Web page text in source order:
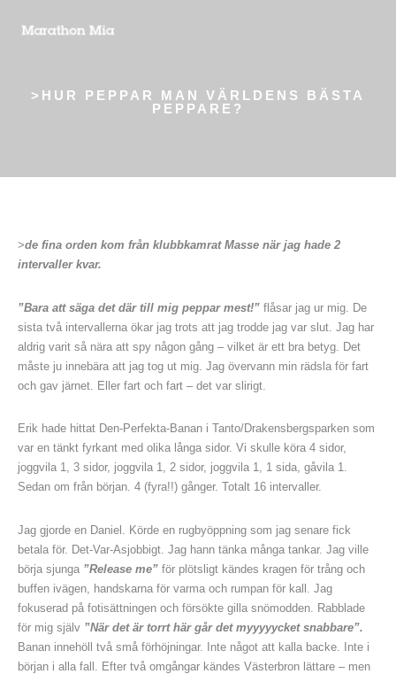
>HUR PEPPAR MAN VÄRLDENS BÄSTA
PEPPARE?
>de fina orden kom från klubbkamrat Masse när jag hade 2
intervaller kvar.
”Bara att säga det där till mig peppar mest!”flåsar jag ur mig. De
sista två intervallerna ökar jag trots att jag trodde jag var slut. Jag har
aldrig varit så nära att spy någon gång – vilket är ett bra betyg. Det
måste ju innebära att jag tog ut mig. Jag övervann min rädsla för fart
och gav järnet. Eller fart och fart – det var slirigt.
Erik hade hittat Den-Perfekta-Banan i Tanto/Drakensbergsparken som
var en tänkt fyrkant med olika långa sidor. Vi skulle köra 4 sidor,
joggvila 1, 3 sidor, joggvila 1, 2 sidor, joggvila 1, 1 sida, gåvila 1.
Sedan om från början. 4 (fyra!!) gånger. Totalt 16 intervaller.
Jag gjorde en Daniel. Körde en rugbyöppning som jag senare fick
betala för. Det-Var-Asjobbigt. Jag hann tänka många tankar. Jag ville
börja sjunga ”Release me” för plötsligt kändes kragen för trång och
buffen ivägen, handskarna för varma och rumpan för kall. Jag
fokuserad på fotisättningen och försökte gilla snömodden. Rabblade
för mig själv ”När det är torrt här går det myyyyycket snabbare”.
Banan innehöll två små förhöjningar. Inte något att kalla backe. Inte i
början i alla fall. Efter två omgångar kändes Västerbron lättare – men